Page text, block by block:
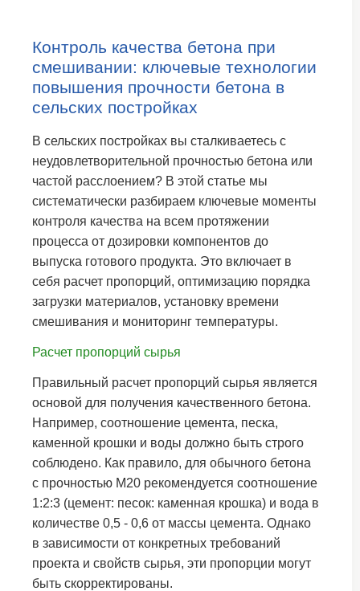
Контроль качества бетона при
смешивании: ключевые технологии
повышения прочности бетона в
сельских постройках
В сельских постройках вы сталкиваетесь с
неудовлетворительной прочностью бетона или
частой расслоением? В этой статье мы
систематически разбираем ключевые моменты
контроля качества на всем протяжении
процесса от дозировки компонентов до
выпуска готового продукта. Это включает в
себя расчет пропорций, оптимизацию порядка
загрузки материалов, установку времени
смешивания и мониторинг температуры.
Расчет пропорций сырья
Правильный расчет пропорций сырья является
основой для получения качественного бетона.
Например, соотношение цемента, песка,
каменной крошки и воды должно быть строго
соблюдено. Как правило, для обычного бетона
с прочностью M20 рекомендуется соотношение
1:2:3 (цемент: песок: каменная крошка) и вода в
количестве 0,5 - 0,6 от массы цемента. Однако
в зависимости от конкретных требований
проекта и свойств сырья, эти пропорции могут
быть скорректированы.